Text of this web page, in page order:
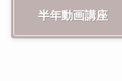
半年動画講座